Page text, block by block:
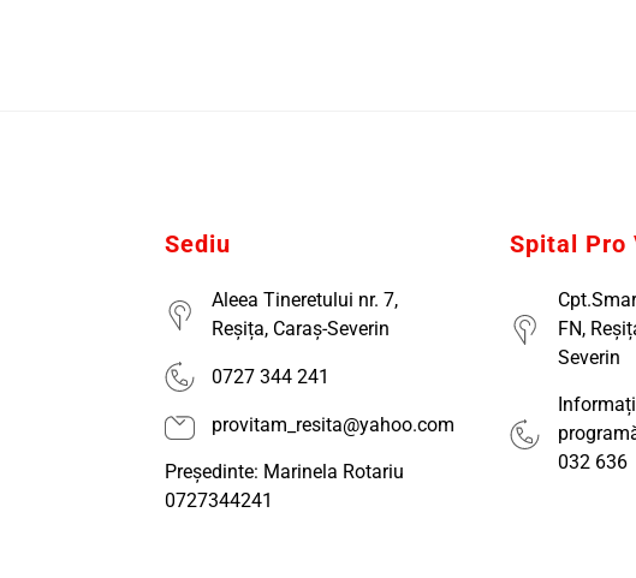
Sediu
Aleea Tineretului nr. 7,
Reșița, Caraș-Severin
0727 344 241
provitam_resita@yahoo.com
Președinte: Marinela Rotariu
0727344241
Spital Pro
FN,
Severin
032 636